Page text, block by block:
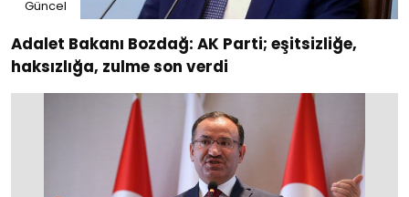
Güncel
Adalet Bakanı Bozdağ: AK Parti; eşitsizliğe,
haksızlığa, zulme son verdi